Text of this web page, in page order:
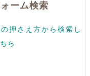
ーム検索
押さえ方から検索し
ら